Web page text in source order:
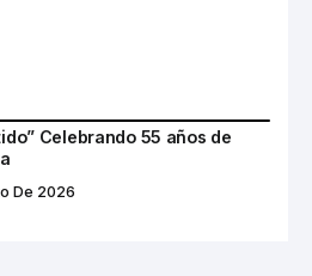
Celebrando 55 años de
De 2026